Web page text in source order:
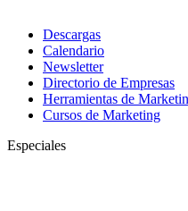
Descargas
Calendario
Newsletter
Directorio de Empresas
Herramientas de
Cursos de Marketing
Especiales